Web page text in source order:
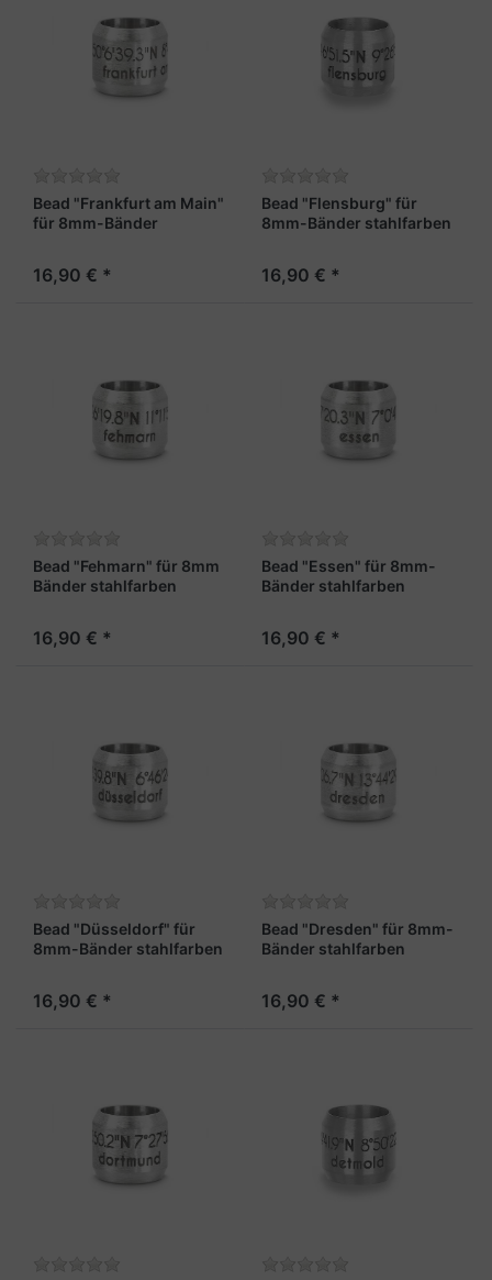
Bead "Frankfurt am Main"
für 8mm-Bänder
16,90 € *
Bead "Flensburg" für
8mm-Bänder stahlfarben
16,90 € *
Bead "Fehmarn" für 8mm
Bänder stahlfarben
16,90 € *
Bead "Essen" für 8mm-
Bänder stahlfarben
16,90 € *
Bead "Düsseldorf" für
8mm-Bänder stahlfarben
16,90 € *
Bead "Dresden" für 8mm-
Bänder stahlfarben
16,90 € *